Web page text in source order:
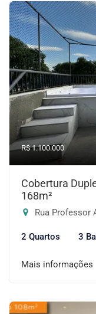
R$ 1.100.000
Cobertura
168m²
Rua Professor
2 Quartos 3
Mais informações